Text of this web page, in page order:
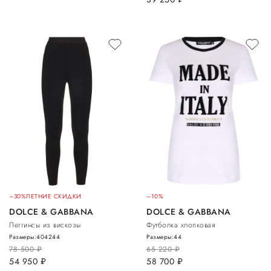
–30%ЛЕТНИЕ СКИДКИ
DOLCE & GABBANA
Леггинсы из вискозы
78 500руб.
54 950 руб.
Размеры:404244
–10%
DOLCE & GABBANA
Футболка хлопковая
65 220руб.
58 700 руб.
Размеры:44